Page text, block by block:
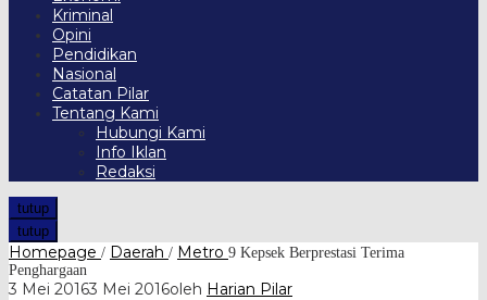
Kriminal
Opini
Pendidikan
Nasional
Catatan Pilar
Tentang Kami
Hubungi Kami
Info Iklan
Redaksi
tutup
tutup
Homepage / Daerah / Metro 9 Kepsek Berprestasi Terima
Penghargaan
3 Mei 20163 Mei 2016oleh Harian Pilar